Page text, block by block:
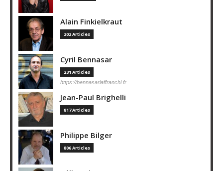
Alain Finkielkraut
202 Articles
Cyril Bennasar
231 Articles
https://bennasarlaffranchi.fr
Jean-Paul Brighelli
817 Articles
Philippe Bilger
806 Articles